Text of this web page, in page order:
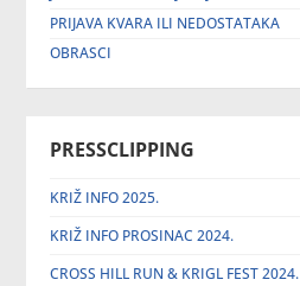
PRIJAVA KVARA ILI NEDOSTATAKA
OBRASCI
PRESSCLIPPING
KRIŽ INFO 2025.
KRIŽ INFO PROSINAC 2024.
CROSS HILL RUN & KRIGL FEST 2024.